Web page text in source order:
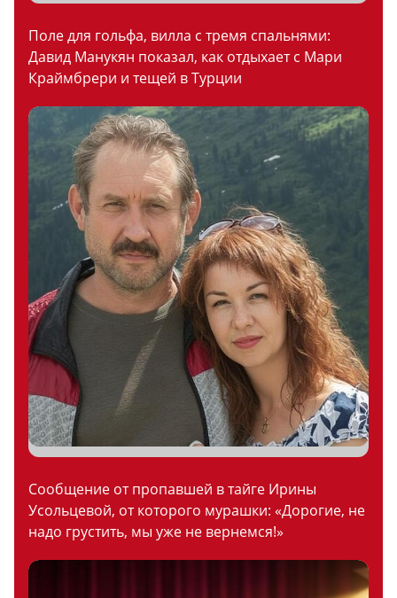
Поле для гольфа, вилла с тремя спальнями:
Давид Манукян показал, как отдыхает с Мари
Краймбрери и тещей в Турции
Сообщение от пропавшей в тайге Ирины
Усольцевой, от которого мурашки: «Дорогие, не
надо грустить, мы уже не вернемся!»